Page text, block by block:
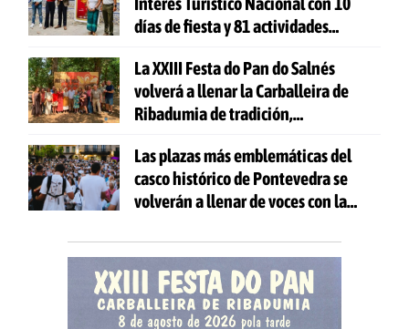
días de fiesta y 81 actividades
La XXIII Festa do Pan do Salnés
volverá a llenar la Carballeira de
Ribadumia de tradición,
todas las edades
Las plazas más emblemáticas del
casco histórico de Pontevedra se
volverán a llenar de voces con la